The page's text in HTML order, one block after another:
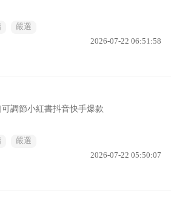
嚴選
2026-07-22 06:51:58
調節小紅書抖音快手爆款
嚴選
2026-07-22 05:50:07